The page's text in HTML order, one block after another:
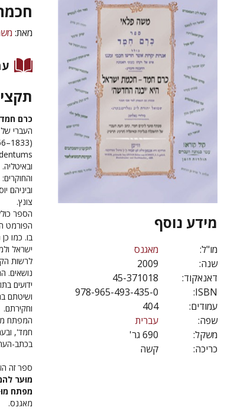
מידע נוסף
מו"ל:
מאגנס
שנה:
2009
דאנאקוד:
45-371018
ISBN:
978-965-493-435-0
עמודים:
404
שפה:
עברית
משקל:
690 גר'
כריכה:
קשה
מאת:
כרם
העברי
וביניהם
צונץ.
הספר
הפורמט
בו. כמו
ישראל
לרשות
נושאים.
ידועים
ושיטתם
וחקירתם.
המפתח
חמד',
בכתב-
ספר זה
מוּער
מפתח
מאגנס.